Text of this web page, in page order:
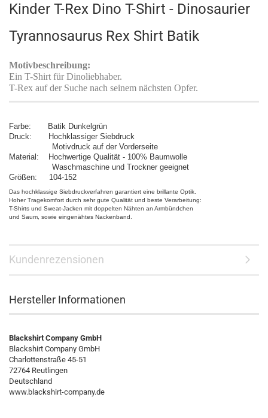
Kinder T-Rex Dino T-Shirt - Dinosaurier
Tyrannosaurus Rex Shirt Batik
Motivbeschreibung:
Ein T-Shirt für Dinoliebhaber.
T-Rex auf der Suche nach seinem nächsten Opfer.
Farbe: Batik Dunkelgrün
Druck: Hochklassiger Siebdruck
Motivdruck auf der Vorderseite
Material: Hochwertige Qualität - 100% Baumwolle
Waschmaschine und Trockner geeignet
Größen: 104-152
Das hochklassige Siebdruckverfahren garantiert eine brillante Optik.
Hoher Tragekomfort durch sehr gute Qualität und beste Verarbeitung:
T-Shirts und Sweat-Jacken mit doppelten Nähten an Armbündchen
und Saum, sowie eingenähtes Nackenband.
Kundenrezensionen
Hersteller Informationen
Blackshirt Company GmbH
Blackshirt Company GmbH
Charlottenstraße 45-51
72764 Reutlingen
Deutschland
www.blackshirt-company.de